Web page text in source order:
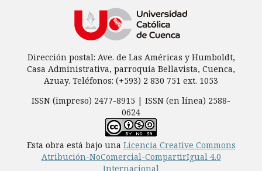
Dirección postal: Ave. de Las Américas y Humboldt,
Casa Administrativa, parroquia Bellavista, Cuenca,
Azuay. Teléfonos: (+593) 2 830 751 ext. 1053
ISSN (impreso) 2477-8915 | ISSN (en línea) 2588-
0624
Esta obra está bajo una Licencia Creative Commons
Atribución-NoComercial-CompartirIgual 4.0
Internacional